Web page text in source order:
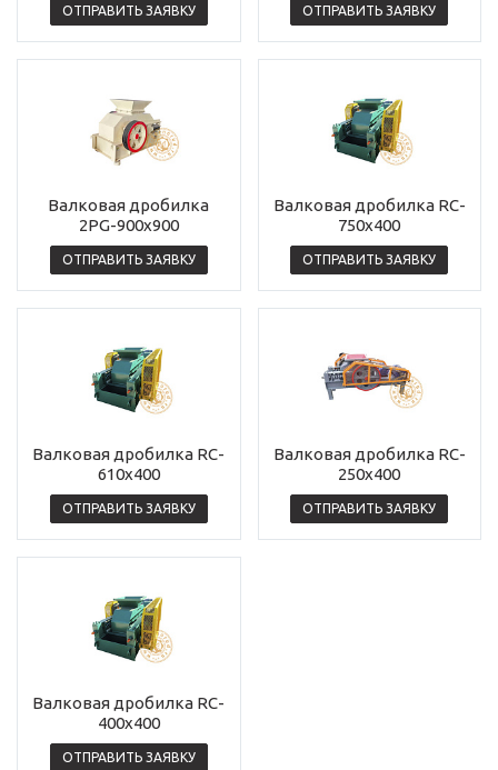
ОТПРАВИТЬ ЗАЯВКУ ОТПРАВИТЬ ЗАЯВКУ
Валковая дробилка
2PG-900x900
ОТПРАВИТЬ ЗАЯВКУ
Валковая дробилка RC-
750х400
ОТПРАВИТЬ ЗАЯВКУ
Валковая дробилка RC-
610х400
ОТПРАВИТЬ ЗАЯВКУ
Валковая дробилка RC-
250х400
ОТПРАВИТЬ ЗАЯВКУ
Валковая дробилка RC-
400х400
ОТПРАВИТЬ ЗАЯВКУ